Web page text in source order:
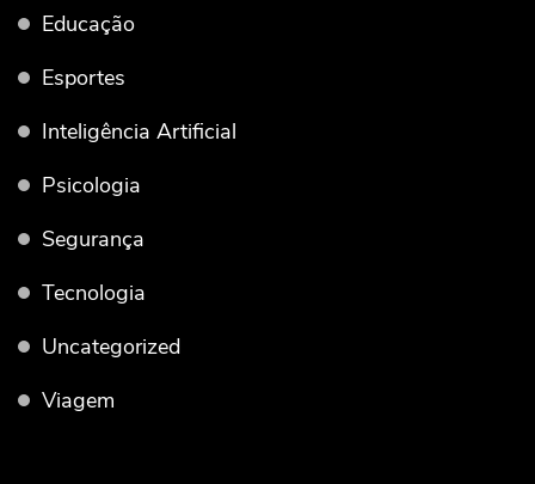
Educação
Esportes
Inteligência Artificial
Psicologia
Segurança
Tecnologia
Uncategorized
Viagem